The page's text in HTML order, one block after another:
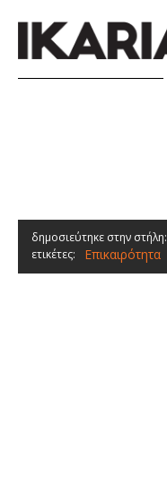
δημοσιεύτηκε στην στήλη:
ετικέτες: Επικαιρότητα